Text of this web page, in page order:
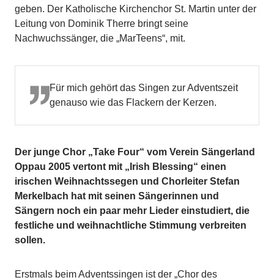
geben. Der Katholische Kirchenchor St. Martin unter der
Leitung von Dominik Therre bringt seine
Nachwuchssänger, die „MarTeens“, mit.
Für mich gehört das Singen zur Adventszeit
genauso wie das Flackern der Kerzen.
Der junge Chor „Take Four“ vom Verein Sängerland
Oppau 2005 vertont mit „Irish Blessing“ einen
irischen Weihnachtssegen und Chorleiter Stefan
Merkelbach hat mit seinen Sängerinnen und
Sängern noch ein paar mehr Lieder einstudiert, die
festliche und weihnachtliche Stimmung verbreiten
sollen.
Erstmals beim Adventssingen ist der „Chor des